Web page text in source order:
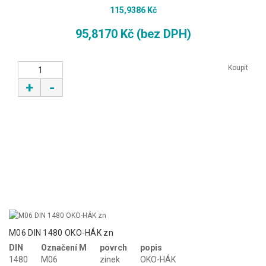
115,9386 Kč
95,8170 Kč (bez DPH)
+ -
Koupit
M06 DIN 1480 OKO-HÁK zn
DIN
1480
Označení M
M06
povrch
zinek
popis
OKO-HÁK